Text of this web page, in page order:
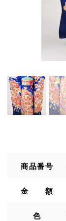
商品番号
金 額
色